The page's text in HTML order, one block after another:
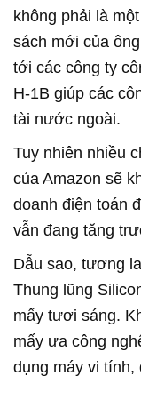
không phải là
sách mới của
tới các công ty
H-1B giúp các
tài nước ngoài.
Tuy nhiên nhiều
của Amazon sẽ
doanh điện toán
vẫn đang tăng
Dẫu sao, tương
Thung lũng
mấy tươi sáng.
mấy ưa công
dụng máy vi